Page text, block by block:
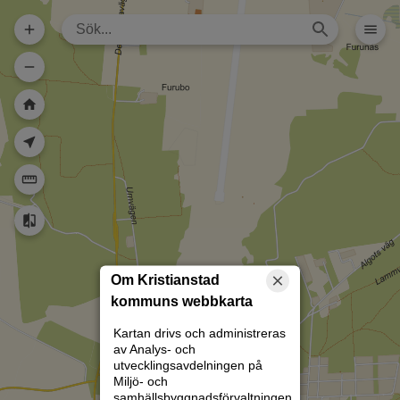
Dela karta (lång
Dela karta
Skriv ut
Om kartan
Kristianstad
Rita
Om Kristianstad
kommuns webbkarta
Kartan drivs och administreras
av Analys- och
utvecklingsavdelningen på
Miljö- och
samhällsbyggnadsförvaltningen.